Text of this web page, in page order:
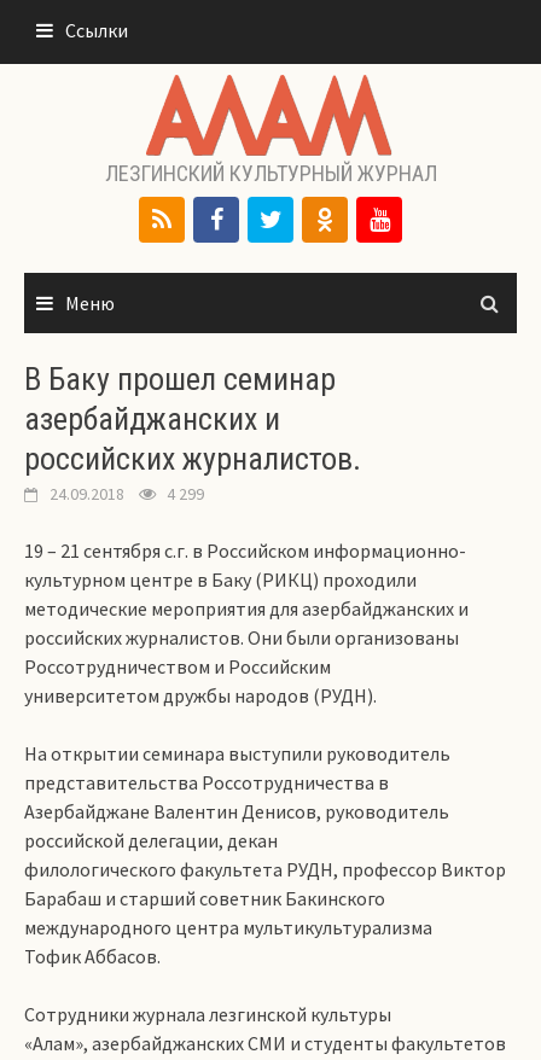
содержимому
Ссылки
ЛЕЗГИНСКИЙ КУЛЬТУРНЫЙ ЖУРНАЛ
Меню
В Баку прошел семинар
азербайджанских и
российских журналистов.
24.09.2018 4 299
19 – 21 сентября с.г. в Российском информационно-
культурном центре в Баку (РИКЦ) проходили
методические мероприятия для азербайджанских и
российских журналистов. Они были организованы
Россотрудничеством и Российским
университетом дружбы народов (РУДН).
На открытии семинара выступили руководитель
представительства Россотрудничества в
Азербайджане Валентин Денисов, руководитель
российской делегации, декан
филологического факультета РУДН, профессор Виктор
Барабаш и старший советник Бакинского
международного центра мультикультурализма
Тофик Аббасов.
Сотрудники журнала лезгинской культуры
«Алам», азербайджанских СМИ и студенты факультетов